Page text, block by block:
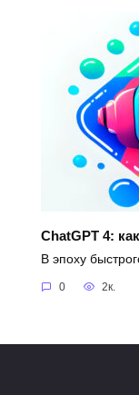
ChatGPT 4:
В эпоху
0 2к.